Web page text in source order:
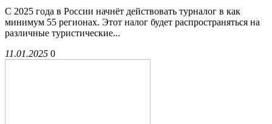
С 2025 года в России начнёт действовать турналог в как
минимум 55 регионах. Этот налог будет распространяться на
различные туристические...
11.01.2025 0